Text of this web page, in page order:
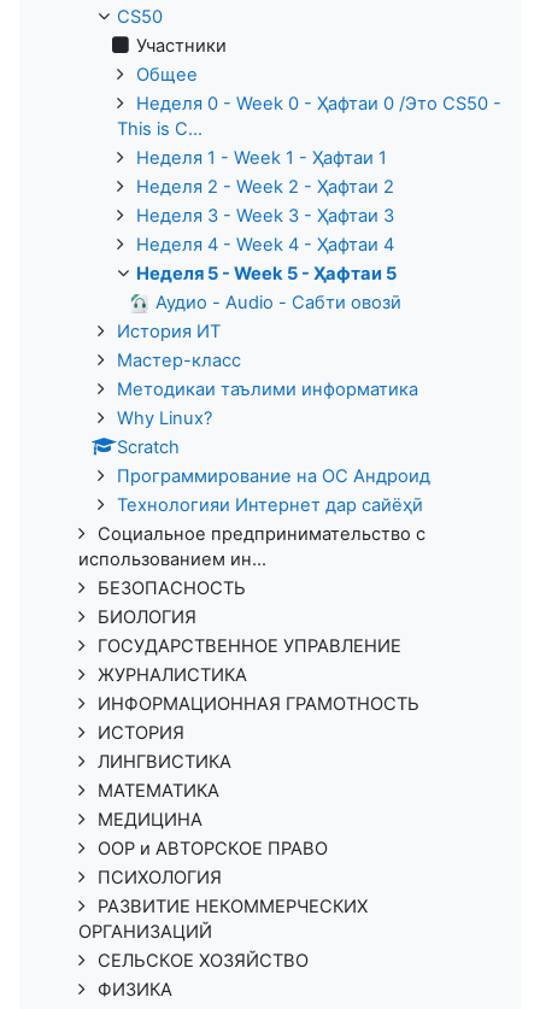
CS50
Участники
Общее
Неделя 0 - Week 0 - Ҳафтаи 0 /Это CS50 -
This is C...
Неделя 1 - Week 1 - Ҳафтаи 1
Неделя 2 - Week 2 - Ҳафтаи 2
Неделя 3 - Week 3 - Ҳафтаи 3
Неделя 4 - Week 4 - Ҳафтаи 4
Неделя 5 - Week 5 - Ҳафтаи 5
Аудио - Audio - Сабти овозӣ
История ИТ
Мастер-класс
Методикаи таълими информатика
Why Linux?
Scratch
Программирование на ОС Андроид
Технологияи Интернет дар сайёҳӣ
Социальное предпринимательство с
использованием ин...
БЕЗОПАСНОСТЬ
БИОЛОГИЯ
ГОСУДАРСТВЕННОЕ УПРАВЛЕНИЕ
ЖУРНАЛИСТИКА
ИНФОРМАЦИОННАЯ ГРАМОТНОСТЬ
ИСТОРИЯ
ЛИНГВИСТИКА
МАТЕМАТИКА
МЕДИЦИНА
ООР и АВТОРСКОЕ ПРАВО
ПСИХОЛОГИЯ
РАЗВИТИЕ НЕКОММЕРЧЕСКИХ
ОРГАНИЗАЦИЙ
СЕЛЬСКОЕ ХОЗЯЙСТВО
ФИЗИКА